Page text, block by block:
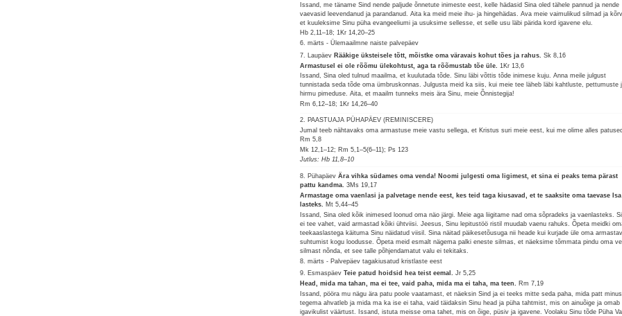
Issand, me täname Sind nende paljude õnnetute inimeste eest, kelle hädasid Sina oled tähele pannud ja nende
vaevasid leevendanud ja parandanud. Aita ka meid meie ihu- ja hingehädas. Ava meie vaimulikud silmad ja
et kuuleksime Sinu püha evangeeliumi ja usuksime sellesse, et selle usu läbi pärida kord igavene elu.
Hb 2,11–18; 1Kr 14,20–25
6. märts - Ülemaailmne naiste palvepäev
7. Laupäev Rääkige üksteisele tõtt, mõistke oma väravais kohut tões ja rahus.Sk 8,16
Armastusel ei ole rõõmu ülekohtust, aga ta rõõmustab tõe üle. 1Kr 13,6
Issand, Sina oled tulnud maailma, et kuulutada tõde. Sinu läbi võttis tõde inimese kuju. Anna meile julgust
tunnistada seda tõde oma ümbruskonnas. Julgusta meid ka siis, kui meie tee läheb läbi kahtluste, pettumuste
hirmu pimeduse. Aita, et maailm tunneks meis ära Sinu, meie Õnnistegija!
Rm 6,12–18; 1Kr 14,26–40
2. PAASTUAJA PÜHAPÄEV (REMINISCERE)
Jumal teeb nähtavaks oma armastuse meie vastu sellega, et Kristus suri meie eest, kui me olime alles patused.
Rm 5,8
Mk 12,1–12; Rm 5,1–5(6–11); Ps 123
Jutlus: Hb 11,8–10
8. PühapäevÄra vihka südames oma venda! Noomi julgesti oma ligimest, et sina ei peaks tema pärast
pattu kandma.3Ms 19,17
Armastage oma vaenlasi ja palvetage nende eest, kes teid taga kiusavad, et te saaksite oma taevase Isa
lasteks. Mt 5,44–45
Issand, Sina oled kõik inimesed loonud oma näo järgi. Meie aga liigitame nad oma sõpradeks ja vaenlasteks.
ei tee vahet, vaid armastad kõiki ühtviisi. Jeesus, Sinu lepitustöö ristil muudab vaenu rahuks. Õpeta meidki
teekaaslastega käituma Sinu näidatud viisil. Sina näitad päikesetõusuga nii heade kui kurjade üle oma
suhtumist kogu loodusse. Õpeta meid esmalt nägema palki eneste silmas, et näeksime tõmmata pindu oma
silmast nõnda, et see talle põhjendamatut valu ei tekitaks.
8. märts - Palvepäev tagakiusatud kristlaste eest
9. EsmaspäevTeie patud hoidsid hea teist eemal.Jr 5,25
Head, mida ma tahan, ma ei tee, vaid paha, mida ma ei taha, ma teen. Rm 7,19
Issand, pööra mu nägu ära patu poole vaatamast, et näeksin Sind ja ei teeks mitte seda paha, mida patt minus
tegema ahvatleb ja mida ma ka ise ei taha, vaid täidaksin Sinu head ja püha tahtmist, mis on ainuõige ja omab
igavikulist väärtust. Issand, istuta meisse oma tahet, mis on õige, püsiv ja igavene. Voolaku Sinu tõde Püha